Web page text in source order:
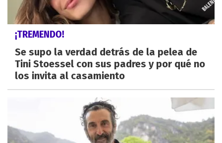
¡TREMENDO!
Se supo la verdad detrás de la pelea de
Tini Stoessel con sus padres y por qué no
los invita al casamiento